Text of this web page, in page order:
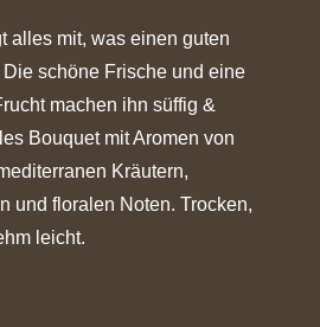
alles mit, was einen guten
Die schöne Frische und eine
machen ihn süffig &
Bouquet mit Aromen von
Kräutern,
und floralen Noten. Trocken,
leicht.